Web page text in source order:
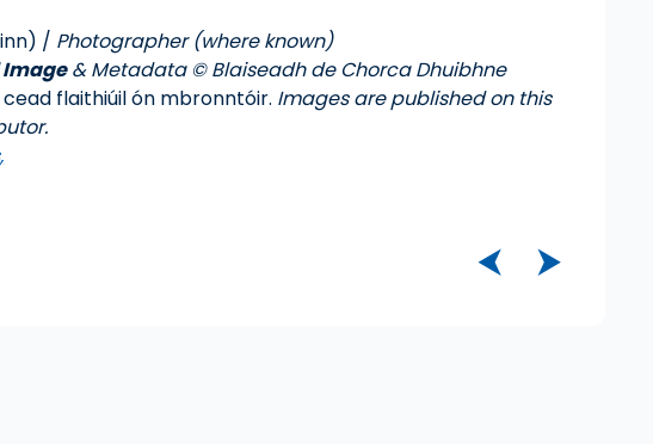
/ Photographer (where known)
& Metadata © Blaiseadh de Chorca Dhuibhne
flaithiúil ón mbronntóir. Images are published on this
⮜ ⮞